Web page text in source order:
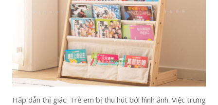
Hấp dẫn thị giác: Trẻ em bị thu hút bởi hình ảnh. Việc trưng